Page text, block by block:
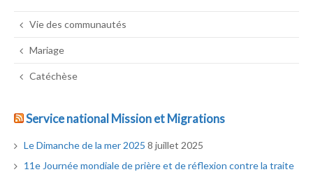
Vie des communautés
Mariage
Catéchèse
Service national Mission et Migrations
Le Dimanche de la mer 2025 8 juillet 2025
11e Journée mondiale de prière et de réflexion contre la traite